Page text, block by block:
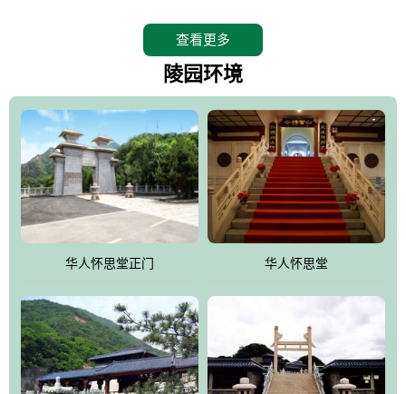
怀思堂辖区面积15万平方米，整体建筑面积5．8万平方米。主体建
筑有：怀思堂豪华墓室、礼祭大厅、随缘阁、百家姓觅宗长廊等。
仲、无字碑、香灯等。典型的仿秦、汉建筑风格。蓝色的琉璃瓦屋
顶，朱砂红的门、窗、柱、墙，汉白玉雕刻的雄狮、华表，花岗岩
铺成的路面和台阶，洒落其间的花卉、松柏与万里长城浑然一体、
气势宏伟、古朴端庄、别具一格。怀思堂大殿入口两侧是用蜡染技
术描绘的抽象派创意绘画，大环境中的长城文化与炎黄始祖，小环
境的绘画中的河流、山川、彩云、明月，意喻着往生者与长城同
伴，与祖宗同眠，他（她）们的思想与品德与山河同在，与日月同
辉。
怀思堂作为豪华室内骨灰存放处，将干支纪年、五行相生相克、天
人合一、太极八卦、生辰八字及生肖等有机结合到历史文化中。一
厅七千个福位分十二小区，按十二地支命名。客户选位，可依据生
查看更多
陵园环境
华人怀思堂正门 华人怀思堂